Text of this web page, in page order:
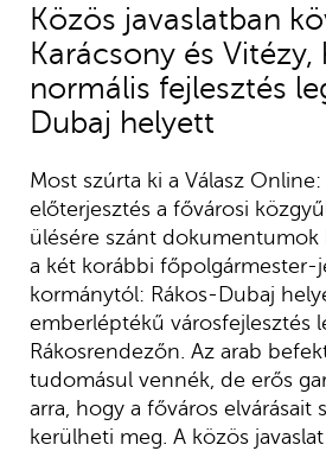
Közös javaslatban
Karácsony és Vitézy,
normális fejlesztés
Dubaj helyett
Most szúrta ki a Válasz
előterjesztés a fővárosi
ülésére szánt
a két korábbi főpolgármester-
kormánytól: Rákos-Dubaj
emberléptékű városfejlesztés
Rákosrendezőn. Az arab
tudomásul vennék, de erős
arra, hogy a főváros elvárásait
kerülheti meg. A közös